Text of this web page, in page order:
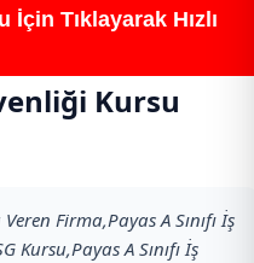
İçin Tıklayarak Hızlı
Kursu
Firma,Payas A Sınıfı İş
Kursu,Payas A Sınıfı İş